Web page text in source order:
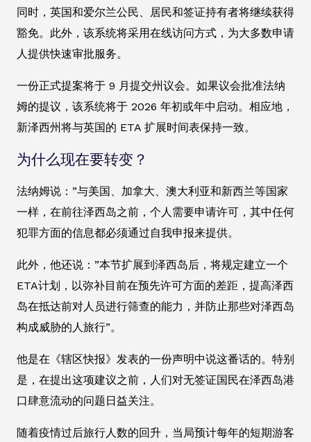
同时，英国和爱尔兰公民、居民和签证持有者将继续获得
豁免。此外，该系统将采用在线访问方式，为大多数申请
人提供快速审批服务。
一份正式提案将于 9 月提交州议会。如果议会批准法纳
姆的提议，该系统将于 2026 年初或年中启动。相应地，
新泽西州将与英国的 ETA 扩展时间表保持一致。
为什么现在要转变？
法纳姆说：”与美国、加拿大、澳大利亚和新西兰等国家
一样，在前往泽西岛之前，个人需要申请许可，其中任何
犯罪方面的信息都必须通过自我申报来提供。
此外，他还说：”本节扩展到泽西岛后，将规定建立一个
ETA计划，以弥补目前在预先许可方面的差距，提高泽西
岛在抵达前对人员进行筛查的能力，并防止那些对泽西岛
构成威胁的人旅行”。
他是在《辖区快报》发表的一份声明中说这番话的。特别
是，在提出这项建议之前，人们对无签证国民在泽西岛港
口肆意流动的问题日益关注。
随着疫情过后旅行人数的回升，当局预计每年的短期游客